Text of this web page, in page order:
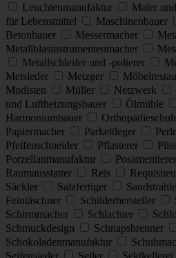
Leuchtenmanufaktur
Maler
für Lebensmittel
Maschinenbauer
Betonbauer
Messermacher
Metallblasinstrumentenmacher
Metallschleifer und -polierer
Metsieder
Metzger
Modisten
Müller Netzwerk
und Luftheizungsbauer
Ölmühle
Harmoniumbauer
Papiermacher
Parkettleger
Pfeifenschneider
Pflasterer
Porzellanmanufaktur
Posamentierer
Raumausstatter
Reis
Säckler
Salzfertiger
Feintäschner
Schilderhersteller
Schirmmacher
Schlachter
Schmuckdesign
Schnapsbrenner
Schokoladenmanufaktur
Seifensieder
Seiler Sektkellerei